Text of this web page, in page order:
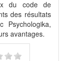
du code de
des résultats
Psychologika,
avantages.